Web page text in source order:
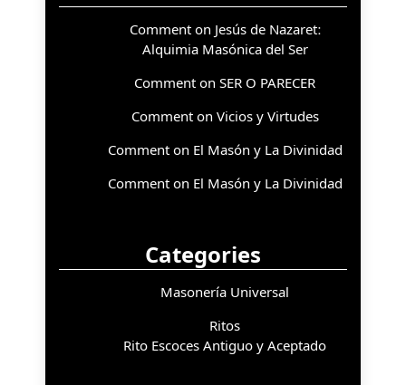
Comment on Jesús de Nazaret:
Alquimia Masónica del Ser
Comment on SER O PARECER
Comment on Vicios y Virtudes
Comment on El Masón y La Divinidad
Comment on El Masón y La Divinidad
Categories
Masonería Universal
Ritos
Rito Escoces Antiguo y Aceptado